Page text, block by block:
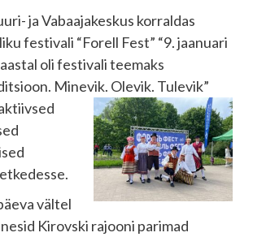
ja Vabaajakeskus korraldas
festivali “Forell Fest” “9. jaanuari
aastal oli festivali teemaks
Minevik. Olevik. Tulevik”
vältel
Kirovski rajooni parimad